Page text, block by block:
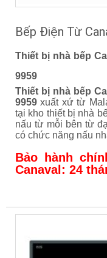
Bếp Điện Từ
Thiết bị nhà bếp
9959
Thiết bị nhà bếp
9959 xuất xứ từ
tại kho thiết bị nhà
nấu từ mỗi bên từ
có chức năng nấu
Bảo hành
Canaval: 24